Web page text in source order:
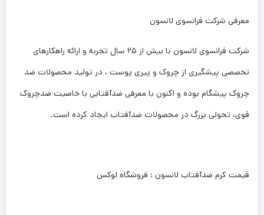
معرفی شرکت فرانسوی لانسون
شرکت فرانسوی لانسون با بیش از ۲۵ سال تجربه و ارائه راهکارهای
تخصصی پیشگیری از چروک و پیری پوست ، در تولید محصولات ضد
چروک پیشگام بوده و اکنون با معرفی ضدآفتابی با خاصیت ضدچروک
قوی، تحولی بزرگ در محصولات ضدآفتاب ایجاد کرده است.
قیمت کرم ضدآفتاب لانسون : فروشگاه لوکس